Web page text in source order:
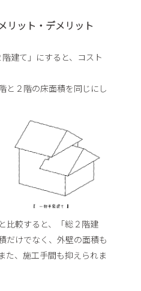
リット・デメリット
建て」にすると、コスト
と２階の床面積を同じにし
比較すると、「総２階建
だけでなく、外壁の面積も
た、施工手間も抑えられま